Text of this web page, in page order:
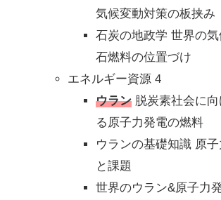
気候変動対策の板挟み
石炭の地政学 世界の
石燃料の位置づけ
エネルギー資源 4
ウラン 脱炭素社会に
る原子力発電の燃料
ウランの基礎知識 原
と課題
世界のウラン&原子力